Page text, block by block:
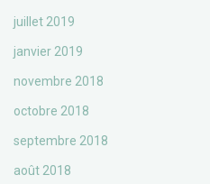
juillet 2019
janvier 2019
novembre 2018
octobre 2018
septembre 2018
août 2018